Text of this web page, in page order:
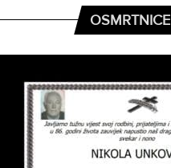
OSMRTNICE